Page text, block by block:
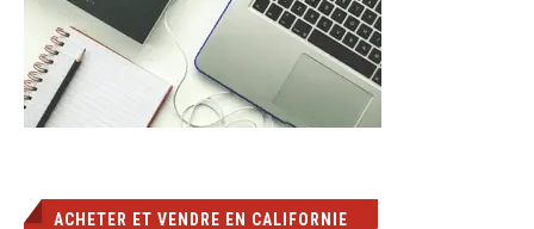
ACHETER ET VENDRE EN CALIFORNIE